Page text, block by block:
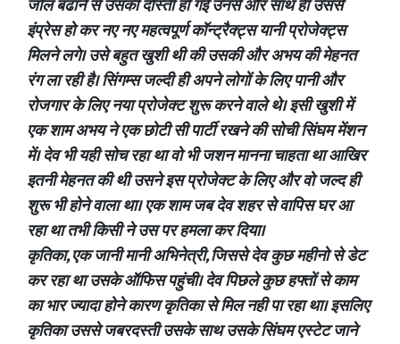
जोल बढाने से उसकी दोस्ती हो गई उनसे और साथ ही उससे
इंप्रेस हो कर नए नए महत्वपूर्ण कॉन्ट्रैक्ट्स यानी प्रोजेक्ट्स
मिलने लगे। उसे बहुत खुशी थी की उसकी और अभय की मेहनत
रंग ला रही है। सिंगम्स जल्दी ही अपने लोगों के लिए पानी और
रोजगार के लिए नया प्रोजेक्ट शुरू करने वाले थे। इसी खुशी में
एक शाम अभय ने एक छोटी सी पार्टी रखने की सोची सिंघम मेंशन
में। देव भी यही सोच रहा था वो भी जशन मानना चाहता था आखिर
इतनी मेहनत की थी उसने इस प्रोजेक्ट के लिए और वो जल्द ही
शुरू भी होने वाला था। एक शाम जब देव शहर से वापिस घर आ
रहा था तभी किसी ने उस पर हमला कर दिया।
कृतिका, एक जानी मानी अभिनेत्री, जिससे देव कुछ महीनो से डेट
कर रहा था उसके ऑफिस पहुंची। देव पिछले कुछ हफ्तों से काम
का भार ज्यादा होने कारण कृतिका से मिल नही पा रहा था। इसलिए
कृतिका उससे जबरदस्ती उसके साथ उसके सिंघम एस्टेट जाने